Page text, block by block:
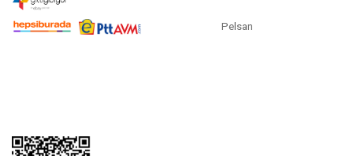
Pelsan